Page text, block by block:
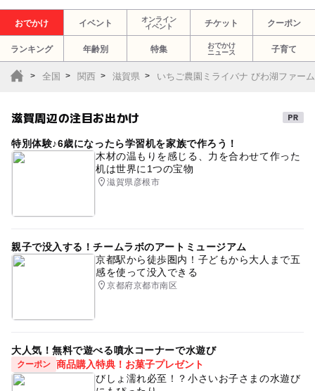
おでかけ イベント
オンライン
イベント
チケット クーポン
ランキング 年齢別 特集
おでかけ
ニュース
子育て
全国 関西 滋賀県 いちご農園ミライバナ びわ湖ファーム
滋賀周辺の注目お出かけ
特別体験♪6歳になったら学習机を家族で作ろう！
木材の温もりを感じる、力を合わせて作った
机は世界に1つの宝物
滋賀県彦根市
親子で没入する！チームラボのアートミュージアム
京都駅から徒歩圏内！子どもから大人まで五
感を使って没入できる
京都府京都市南区
大人気！無料で遊べる噴水コーナーで水遊び
クーポン 商品購入特典！お菓子プレゼント
びしょ濡れ必至！？小さいお子さまの水遊び